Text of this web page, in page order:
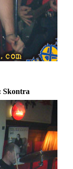
Skontra